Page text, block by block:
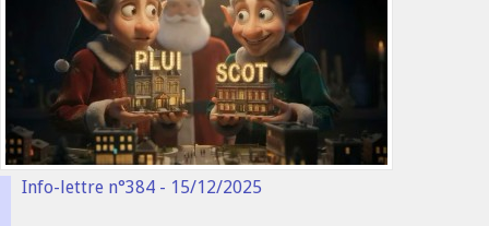
Info-lettre n°384 - 15/12/2025